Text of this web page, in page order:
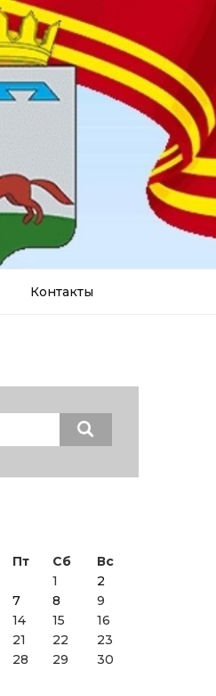
Контакты
Пт Сб
Вс
1
2
7 8
9
14 15
16
21 22
23
28 29
30